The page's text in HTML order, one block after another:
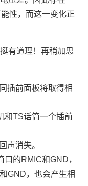
性，而这一变化正
有道理！再稍加思
插前面板将取得相
和TS话筒一个插前
声消失。
的RMIC和GND，
GND，也会产生相